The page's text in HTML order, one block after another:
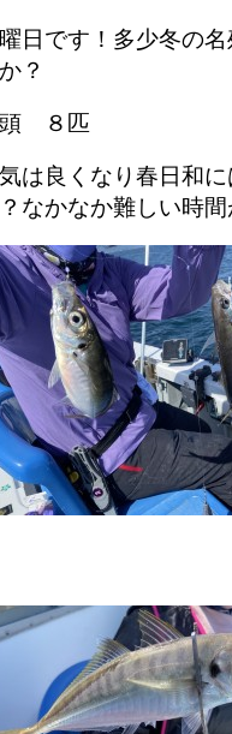
日です！多少冬の
？
８匹
は良くなり春日和
なかなか難しい時間